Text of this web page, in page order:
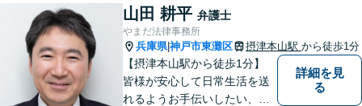
イエンスの博士号も保有）と
交渉経験が豊富な弁護士
山田 耕平 弁護士
やまだ法律事務所
兵庫県|神戸市東灘区 摂津本山駅 から徒歩1分
【摂津本山駅から徒歩1分】
皆様が安心して日常生活を送
れるようお手伝いしたい、皆
詳細を見
る